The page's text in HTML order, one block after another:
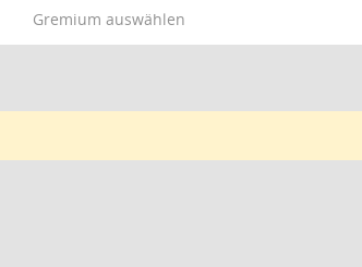
Gremium auswählen